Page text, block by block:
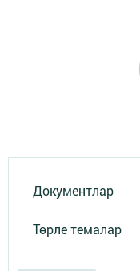
Документлар
Төрле темалар